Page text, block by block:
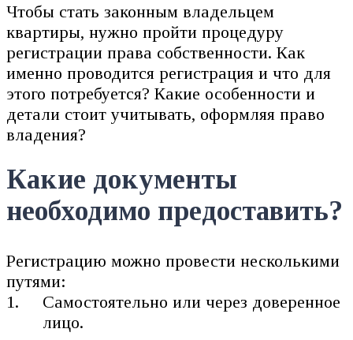
Чтобы стать законным владельцем
квартиры, нужно пройти процедуру
регистрации права собственности. Как
именно проводится регистрация и что для
этого потребуется? Какие особенности и
детали стоит учитывать, оформляя право
владения?
Какие документы
необходимо предоставить?
Регистрацию можно провести несколькими
путями:
Самостоятельно или через доверенное
лицо.